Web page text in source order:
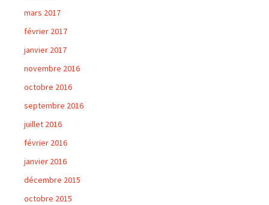
mars 2017
février 2017
janvier 2017
novembre 2016
octobre 2016
septembre 2016
juillet 2016
février 2016
janvier 2016
décembre 2015
octobre 2015